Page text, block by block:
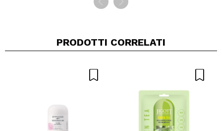
PRODOTTI CORRELATI